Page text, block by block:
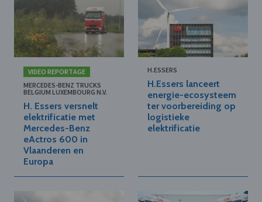
VIDEO REPORTAGE
MERCEDES-BENZ TRUCKS
BELGIUM LUXEMBOURG N.V.
H. Essers versnelt
elektrificatie met
Mercedes-Benz
eActros 600 in
Vlaanderen en
Europa
H.ESSERS
H.Essers lanceert
energie-ecosysteem
ter voorbereiding op
logistieke
elektrificatie